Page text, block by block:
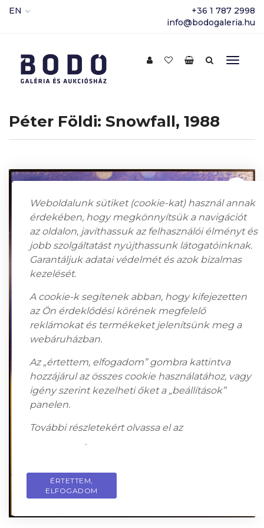
EN
+36 1 787 2998
info@bodogaleria.hu
Péter Földi: Snowfall, 1988
Weboldalunk sütiket (cookie-kat) használ annak
érdekében, hogy megkönnyítsük a navigációt
az oldalon, javíthassuk az felhasználói élményt és
jobb szolgáltatást nyújthassunk látogatóinknak.
Garantáljuk adatai védelmét és azok bizalmas
kezelését.
A cookie-k segítenek abban, hogy kifejezetten
az Ön érdeklődési körének megfelelő
reklámokat és termékeket jelenítsünk meg a
webáruházban.
Az „értettem, elfogadom” gombra kattintva
hozzájárul az összes cookie használatához, vagy
igény szerint kezelheti őket a „beállítások”
panelen.
További részletekért olvassa el az
.
ÉRTETTEM,
ELFOGADOM